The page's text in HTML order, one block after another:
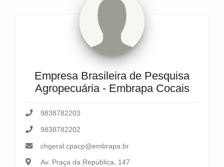
Empresa Brasileira de Pesquisa
Agropecuária - Embrapa Cocais
9838782203
9838782202
chgeral.cpacp@embrapa.br
Av. Praça da República, 147